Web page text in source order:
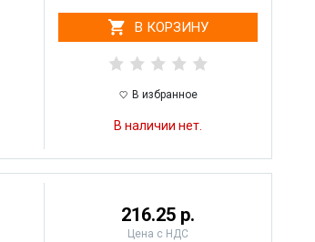
В КОРЗИНУ
В избранное
В наличии нет.
216.25 р.
Цена с НДС